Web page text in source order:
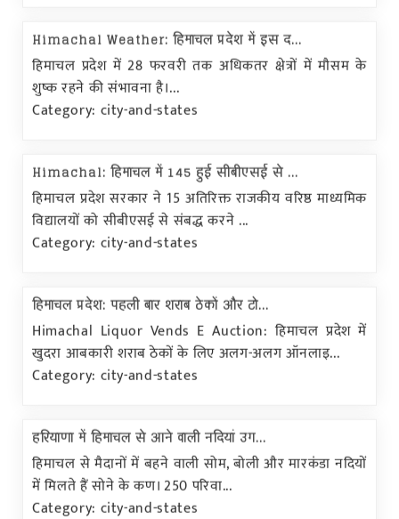
Himachal Weather: हिमाचल प्रदेश में इस द...
हिमाचल प्रदेश में 28 फरवरी तक अधिकतर क्षेत्रों में मौसम के
शुष्क रहने की संभावना है।...
Category: city-and-states
Himachal: हिमाचल में 145 हुई सीबीएसई से ...
हिमाचल प्रदेश सरकार ने 15 अतिरिक्त राजकीय वरिष्ठ माध्यमिक
विद्यालयों को सीबीएसई से संबद्ध करने ...
Category: city-and-states
हिमाचल प्रदेश: पहली बार शराब ठेकों और टो...
Himachal Liquor Vends E Auction: हिमाचल प्रदेश में
खुदरा आबकारी शराब ठेकों के लिए अलग-अलग ऑनलाइ...
Category: city-and-states
हरियाणा में हिमाचल से आने वाली नदियां उग...
हिमाचल से मैदानों में बहने वाली सोम, बोली और मारकंडा नदियों
में मिलते हैं सोने के कण। 250 परिवा...
Category: city-and-states